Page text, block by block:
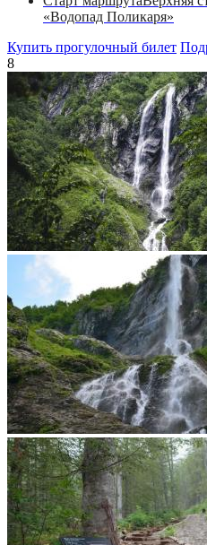
«Водопад Поликаря»
Купить прогулочный билет
8